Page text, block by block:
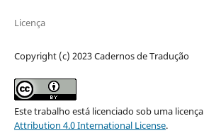
Licença
Copyright (c) 2023 Cadernos de Tradução
Este trabalho está licenciado sob uma licença
Attribution 4.0 International License.